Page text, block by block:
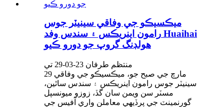
ميڪسيڪو جي وفاقي سينيٽر جوس
رامون اينريڪس ۽ سندس وفد Huaihai
هولڊنگ گروپ جو دورو ڪيو
منتظم طرفان 23-03-29 تي
29 مارچ جي صبح جو، ميڪسيڪو جي وفاقي
سينيٽر جوس رامون اينريڪس ۽ سندس ساٿين،
مسٽر سن ويمن سان گڏ، زوزو ميونسپل
گورنمينٽ جي پرڏيهي معاملن واري آفيس جي